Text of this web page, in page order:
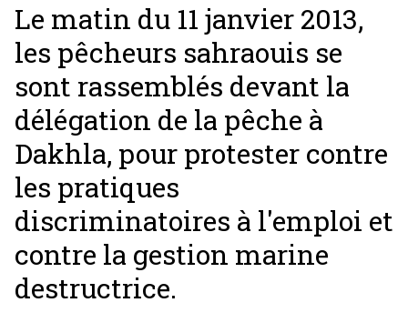
Le matin du 11 janvier 2013,
les pêcheurs sahraouis se
sont rassemblés devant la
délégation de la pêche à
Dakhla, pour protester contre
les pratiques
discriminatoires à l'emploi et
contre la gestion marine
destructrice.